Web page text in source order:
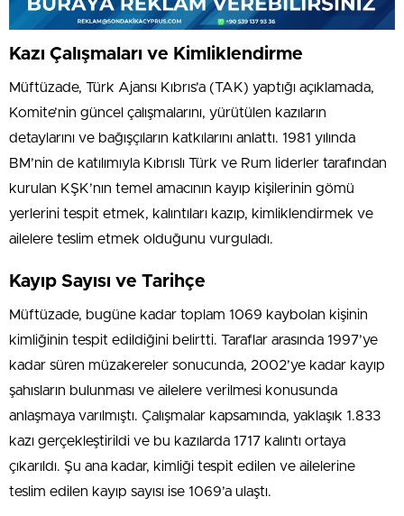
Kazı Çalışmaları ve Kimliklendirme
Müftüzade, Türk Ajansı Kıbrıs’a (TAK) yaptığı açıklamada,
Komite’nin güncel çalışmalarını, yürütülen kazıların
detaylarını ve bağışçıların katkılarını anlattı. 1981 yılında
BM’nin de katılımıyla Kıbrıslı Türk ve Rum liderler tarafından
kurulan KŞK’nın temel amacının kayıp kişilerinin gömü
yerlerini tespit etmek, kalıntıları kazıp, kimliklendirmek ve
ailelere teslim etmek olduğunu vurguladı.
Kayıp Sayısı ve Tarihçe
Müftüzade, bugüne kadar toplam 1069 kaybolan kişinin
kimliğinin tespit edildiğini belirtti. Taraflar arasında 1997’ye
kadar süren müzakereler sonucunda, 2002’ye kadar kayıp
şahısların bulunması ve ailelere verilmesi konusunda
anlaşmaya varılmıştı. Çalışmalar kapsamında, yaklaşık 1.833
kazı gerçekleştirildi ve bu kazılarda 1717 kalıntı ortaya
çıkarıldı. Şu ana kadar, kimliği tespit edilen ve ailelerine
teslim edilen kayıp sayısı ise 1069’a ulaştı.